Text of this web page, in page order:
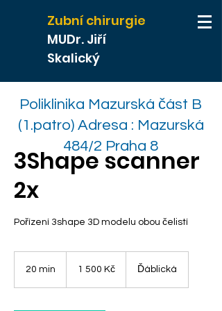
Zubní chirurgie
MUDr. Jiří
Skalický
Poliklinika Mazurská část B
(1.patro) Adresa : Mazurská
484/2 Praha 8
3Shape scanner
2x
Pořízení 3shape 3D modelu obou čelistí
20 min
i
korun1 500 Kč Ďáblická